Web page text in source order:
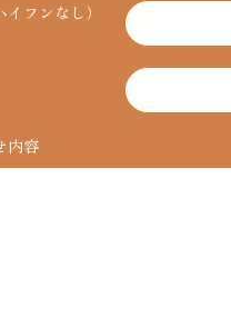
フンなし）
内容